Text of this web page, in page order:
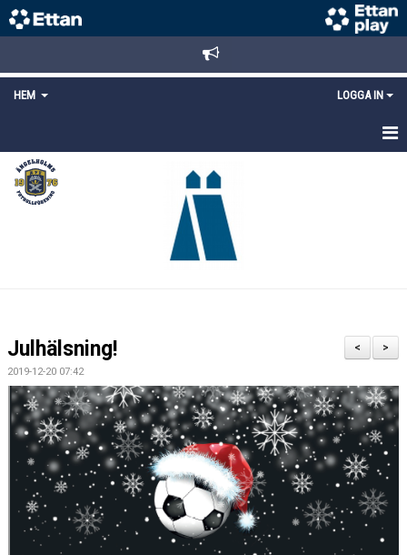
HEM LOGGA IN
STARTSIDA
NYHETER
LÄNKAR
MEDLEMS OCH TRÄNINGSAVGIFTER
>
<
Julhälsning!
2019-12-20 07:42